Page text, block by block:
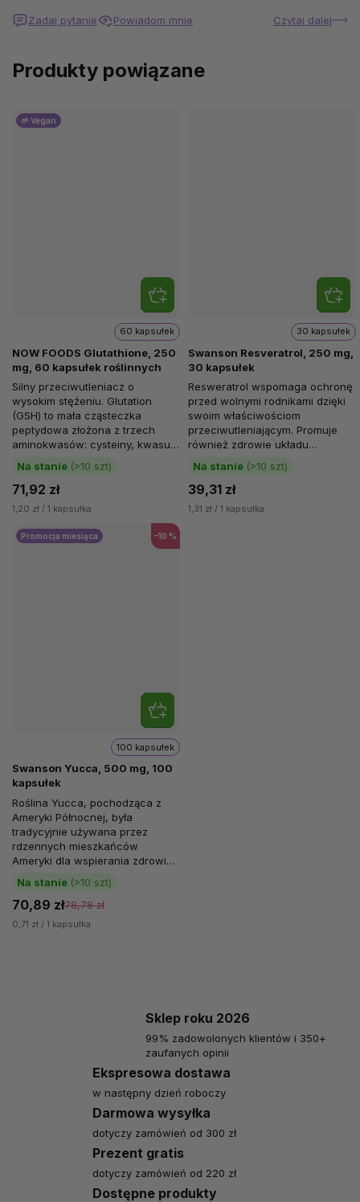
Czytaj dalej
Zadaj pytanie Powiadom mnie
Produkty powiązane
🌱 Vegan
NOW FOODS Glutathione, 250
mg, 60 kapsułek roślinnych
Na stanie (>10 szt)
60 kapsułek
71,92 zł
1,20 zł / 1 kapsułka
Silny przeciwutleniacz o
wysokim stężeniu. Glutation
(GSH) to mała cząsteczka
peptydowa złożona z trzech
aminokwasów: cysteiny, kwasu
glutaminowego i glicyny. Jest
produkowana...
Swanson Resveratrol, 250 mg,
30 kapsułek
Na stanie (>10 szt)
30 kapsułek
39,31 zł
1,31 zł / 1 kapsułka
Resweratrol wspomaga ochronę
przed wolnymi rodnikami dzięki
swoim właściwościom
przeciwutleniającym. Promuje
również zdrowie układu
sercowo-naczyniowego.
Resweratrol pochodzi z...
Promocja miesiąca –10 %
Swanson Yucca, 500 mg, 100
kapsułek
Na stanie (>10 szt)
100 kapsułek
70,89 zł78,78 zł
0,71 zł / 1 kapsułka
Roślina Yucca, pochodząca z
Ameryki Północnej, była
tradycyjnie używana przez
rdzennych mieszkańców
Ameryki dla wspierania zdrowia
stawów. Historycznie
wykorzystywana była...
Ekspresowa dostawa
w następny dzień roboczy
Darmowa wysyłka
dotyczy zamówień od 300 zł
Prezent gratis
dotyczy zamówień od 220 zł
Dostępne produkty
Sklep roku 2026
99% zadowolonych klientów i 350+
zaufanych opinii